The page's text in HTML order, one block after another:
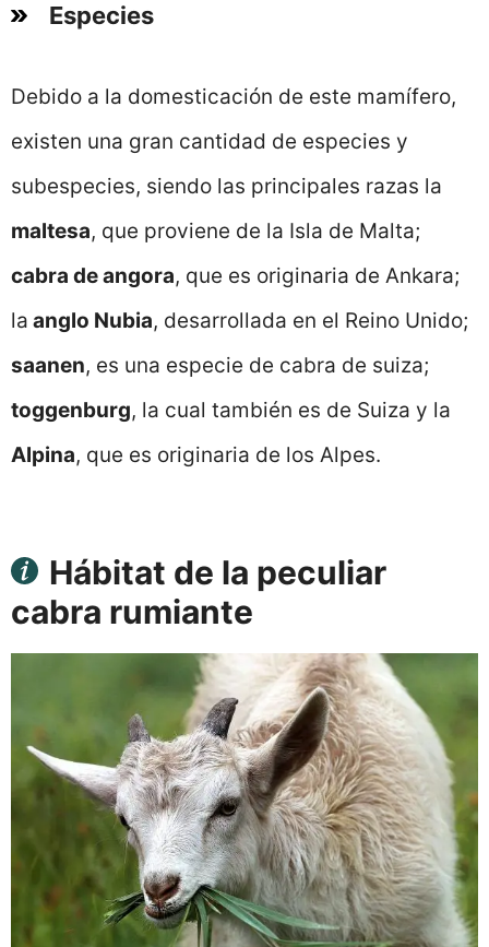
Especies
Debido a la domesticación de este mamífero,
existen una gran cantidad de especies y
subespecies, siendo las principales razas la
maltesa, que proviene de la Isla de Malta;
cabra de angora, que es originaria de Ankara;
la anglo Nubia, desarrollada en el Reino Unido;
saanen, es una especie de cabra de suiza;
toggenburg, la cual también es de Suiza y la
Alpina, que es originaria de los Alpes.
Hábitat de la peculiar
cabra rumiante